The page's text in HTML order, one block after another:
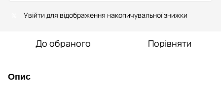
Увійти для відображення накопичувальної знижки
До обраного Порівняти
Опис